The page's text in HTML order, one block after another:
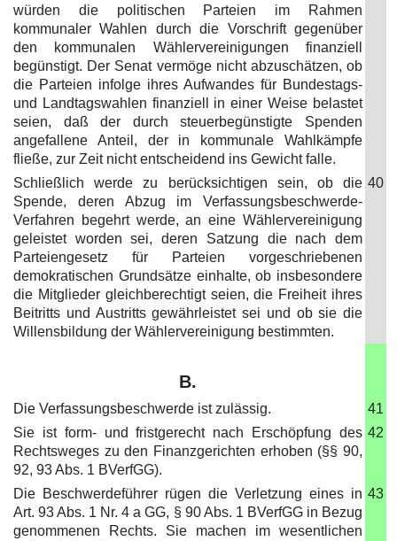
würden die politischen Parteien im Rahmen
kommunaler Wahlen durch die Vorschrift gegenüber
den kommunalen Wählervereinigungen finanziell
begünstigt. Der Senat vermöge nicht abzuschätzen, ob
die Parteien infolge ihres Aufwandes für Bundestags-
und Landtagswahlen finanziell in einer Weise belastet
seien, daß der durch steuerbegünstigte Spenden
angefallene Anteil, der in kommunale Wahlkämpfe
fließe, zur Zeit nicht entscheidend ins Gewicht falle.
Schließlich werde zu berücksichtigen sein, ob die
Spende, deren Abzug im Verfassungsbeschwerde-
Verfahren begehrt werde, an eine Wählervereinigung
geleistet worden sei, deren Satzung die nach dem
Parteiengesetz für Parteien vorgeschriebenen
demokratischen Grundsätze einhalte, ob insbesondere
die Mitglieder gleichberechtigt seien, die Freiheit ihres
Beitritts und Austritts gewährleistet sei und ob sie die
Willensbildung der Wählervereinigung bestimmten.
40
B.
Die Verfassungsbeschwerde ist zulässig.
41
Sie ist form- und fristgerecht nach Erschöpfung des
Rechtsweges zu den Finanzgerichten erhoben (§§ 90,
92, 93 Abs. 1 BVerfGG).
42
Die Beschwerdeführer rügen die Verletzung eines in
Art. 93 Abs. 1 Nr. 4 a GG, § 90 Abs. 1 BVerfGG in Bezug
genommenen Rechts. Sie machen im wesentlichen
43